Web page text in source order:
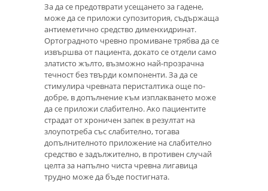
За да се предотврати усещането за гадене,
може да се приложи супозитория, съдържаща
антиеметично средство дименхидринат.
Ортоградното чревно промиване трябва да се
извършва от пациента, докато се отдели само
златисто жълто, възможно най-прозрачна
течност без твърди компоненти. За да се
стимулира чревната перисталтика още по-
добре, в допълнение към изплакването може
да се приложи слабително. Ако пациентите
страдат от хроничен запек в резултат на
злоупотреба със слабително, тогава
допълнителното приложение на слабително
средство е задължително, в противен случай
целта за напълно чиста чревна лигавица
трудно може да бъде постигната.